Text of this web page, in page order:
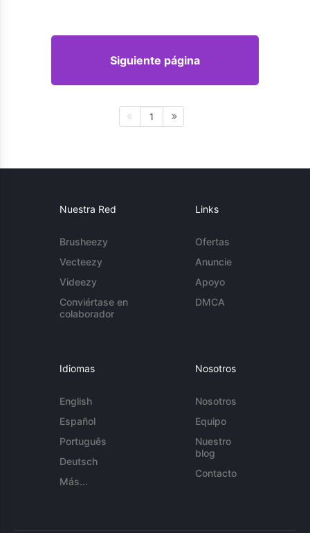
Siguiente página
1
Nuestra Red
Brusheezy
Vecteezy
Videezy
Conviértase en
colaborador
Links
Ofertas
Anuncie
Apoyo
DMCA
Idiomas
English
Español
Português
Deutsch
Más...
Nosotros
Nosotros
Equipo
Nuestro
blog
Contacto